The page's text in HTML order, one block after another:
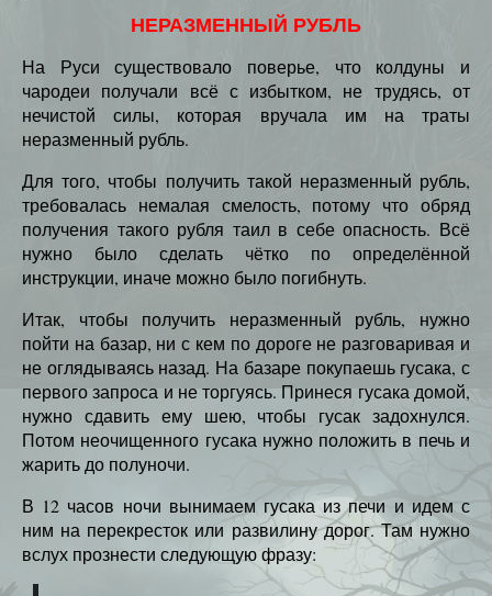
НЕРАЗМЕННЫЙ РУБЛЬ
На Руси существовало поверье, что колдуны и
чародеи получали всё с избытком, не трудясь, от
нечистой силы, которая вручала им на траты
неразменный рубль.
Для того, чтобы получить такой неразменный рубль,
требовалась немалая смелость, потому что обряд
получения такого рубля таил в себе опасность. Всё
нужно было сделать чётко по определённой
инструкции, иначе можно было погибнуть.
Итак, чтобы получить неразменный рубль, нужно
пойти на базар, ни с кем по дороге не разговаривая и
не оглядываясь назад. На базаре покупаешь гусака, с
первого запроса и не торгуясь. Принеся гусака домой,
нужно сдавить ему шею, чтобы гусак задохнулся.
Потом неочищенного гусака нужно положить в печь и
жарить до полуночи.
В 12 часов ночи вынимаем гусака из печи и идем с
ним на перекресток или развилину дорог. Там нужно
вслух прознести следующую фразу: